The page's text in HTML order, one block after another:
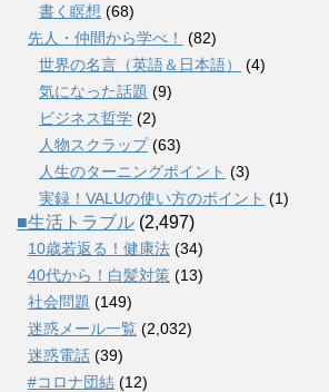
書く瞑想 (68)
先人・仲間から学べ！
(82)
世界の名言（英語＆日本語）
(4)
気になった話題 (9)
ビジネス哲学 (2)
人物スクラップ(63)
人生のターニングポイント (3)
実録！VALUの使い方のポイント (1)
■生活トラブル (2,497)
10歳若返る！健康法 (34)
40代から！白髪対策 (13)
社会問題 (149)
迷惑メール一覧 (2,032)
迷惑電話 (39)
#コロナ団結 (12)